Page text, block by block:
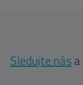
Sledujte nás